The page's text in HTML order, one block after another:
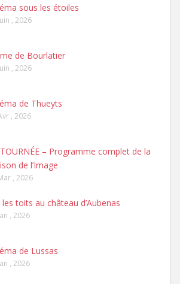
sous les étoiles
, 2026
de Bourlatier
, 2026
de Thueyts
, 2026
– Programme complet de la
de l’Image
, 2026
les toits au château d’Aubenas
, 2026
de Lussas
, 2026